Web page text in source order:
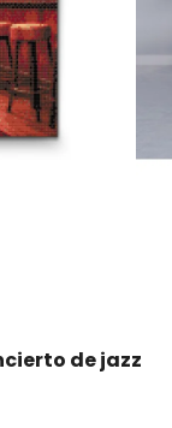
de jazz